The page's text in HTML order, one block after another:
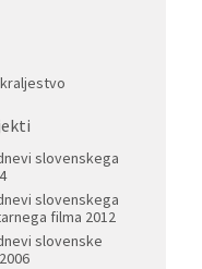
slovenskega
slovenskega
filma 2012
slovenske